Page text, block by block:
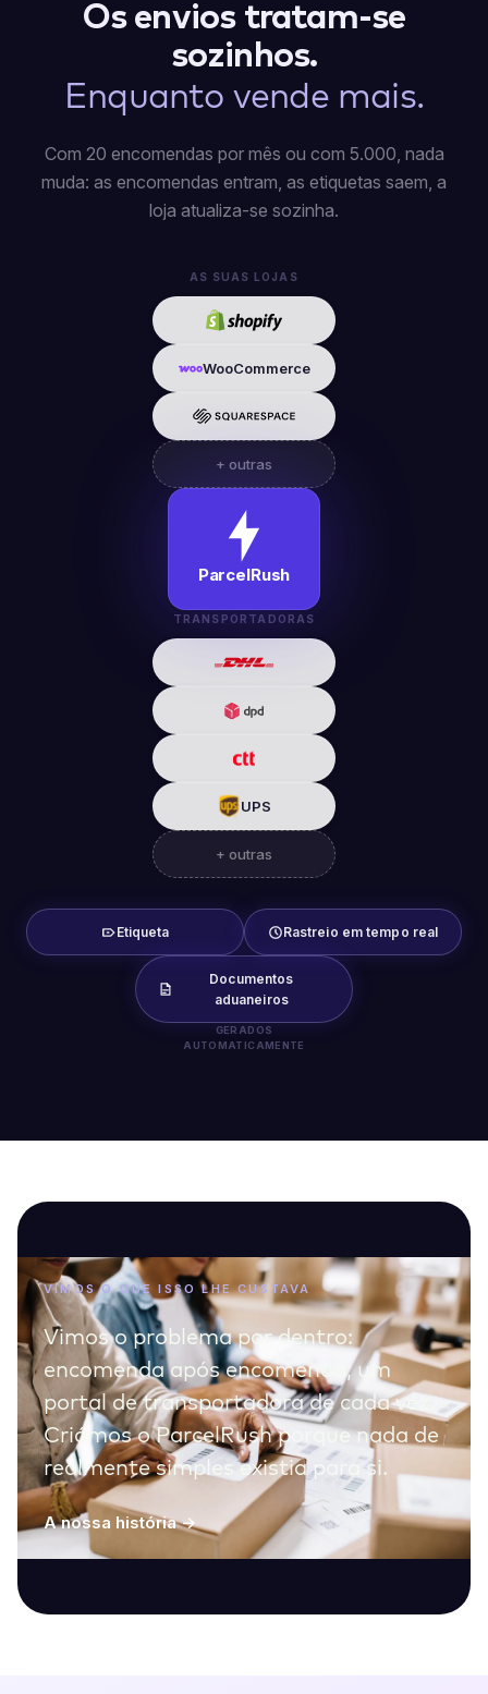
Os envios tratam-se
sozinhos.
Enquanto vende mais.
Com 20 encomendas por mês ou com 5.000, nada
muda: as encomendas entram, as etiquetas saem, a
loja atualiza-se sozinha.
AS SUAS LOJAS
WooCommerce
+ outras
ParcelRush
TRANSPORTADORAS
UPS
+ outras
Etiqueta Rastreio em tempo real
Documentos
aduaneiros
GERADOS
AUTOMATICAMENTE
VIMOS O QUE ISSO LHE CUSTAVA
Vimos o problema por dentro:
encomenda após encomenda, um
portal de transportadora de cada vez.
Criámos o ParcelRush porque nada de
realmente simples existia para si.
A nossa história →